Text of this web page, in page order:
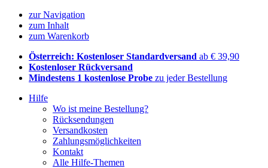
zur Navigation
zum Inhalt
zum Warenkorb
Österreich: Kostenloser Standardversand ab € 39,90
Kostenloser Rückversand
Mindestens 1 kostenlose Probe zu jeder Bestellung
Hilfe
Wo ist meine Bestellung?
Rücksendungen
Versandkosten
Zahlungsmöglichkeiten
Kontakt
Alle Hilfe-Themen